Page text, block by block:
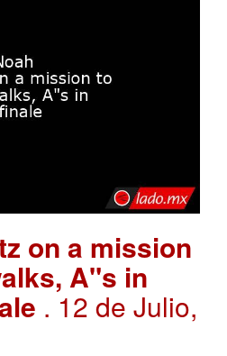
on a mission
A"s in
. 12 de Julio,